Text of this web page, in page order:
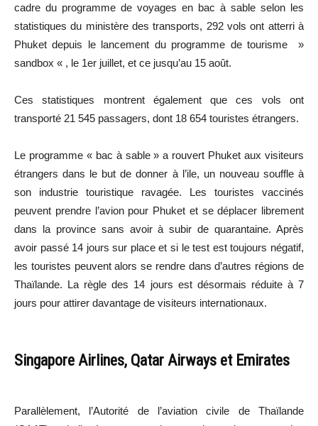
cadre du programme de voyages en bac à sable selon les
statistiques du ministère des transports, 292 vols ont atterri à
Phuket depuis le lancement du programme de tourisme »
sandbox « , le 1er juillet, et ce jusqu’au 15 août.
Ces statistiques montrent également que ces vols ont
transporté 21 545 passagers, dont 18 654 touristes étrangers.
Le programme « bac à sable » a rouvert Phuket aux visiteurs
étrangers dans le but de donner à l’ile, un nouveau souffle à
son industrie touristique ravagée. Les touristes vaccinés
peuvent prendre l’avion pour Phuket et se déplacer librement
dans la province sans avoir à subir de quarantaine. Après
avoir passé 14 jours sur place et si le test est toujours négatif,
les touristes peuvent alors se rendre dans d’autres régions de
Thaïlande. La règle des 14 jours est désormais réduite à 7
jours pour attirer davantage de visiteurs internationaux.
Singapore Airlines, Qatar Airways et Emirates
Parallèlement, l’Autorité de l’aviation civile de Thaïlande